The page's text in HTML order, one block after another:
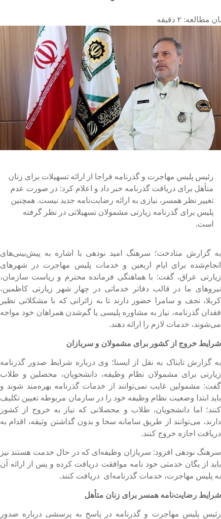
مطالعه: ۲ دقیقه
رئیس پلیس مهاجرت و گذرنامه فراجا از ارائه تسهیلات برای زنان
متأهل برای دریافت گذرنامه خبر داد و اعلام کرد: در صورت عدم
تغییر نظر همسر، نیازی به ارائه رضایت‌نامه جدید نیست. همچنین
پلیس برای گذرنامه زیارتی مشمولان تسهیلاتی در نظر گرفته
است.
گزارش متادخت؛ سرهنگ امید نودهی با اشاره به پیش‌بینی‌های
برای ایام اربعین و خدمات پلیس مهاجرت در شهرهای
عراق، گفت: با هماهنگی فرمانده محترم و ریاست سازمان،
ما در قالب دفاتر خدماتی در چهار شهر زیارتی کاظمین،
نجف و سامرا حضور دارند تا به زائرانی که با مشکلاتی نظیر
گذرنامه، نیاز به مشاوره پلیسی یا گم‌شدن همراهان خود مواجه
خدمات لازم را ارائه دهند.
خروج از کشور برای مشمولان و سربازان
گزارش تابناک به نقل از ایسنا؛ وی درباره شرایط صدور گذرنامه
برای مشمولان نظام‌ وظیفه، دانشجویان، محصلین و طلاب
مشمولین غایب نمی‌توانند از خدمات گذرنامه بهره‌مند شوند و
ابتدا وضعیت نظام وظیفه خود را در سازمان مربوطه تعیین تکلیف
اما دانشجویان، طلاب و محصلانی که نیاز به خروج از کشور
می‌توانند از طریق سامانه سخا و بدون گذاشتن وثیقه، اقدام به
اجازه خروج کنند.
نودهی افزود: سربازان وظیفه‌ای که در حال خدمت هستند نیز
از یگان خدمتی خود نامه موافقت دریافت کرده و پس از ارائه آن
پلیس مهاجرت، خدمات گذرنامه‌ای دریافت کنند.
رضایت‌نامه همسر برای زنان متأهل
پلیس مهاجرت و گذرنامه در پاسخ به پرسشی درباره صدور